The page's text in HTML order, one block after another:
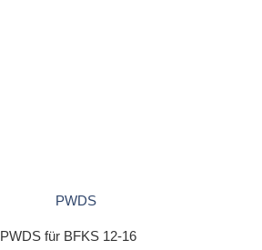
PWDS für BFKS 12-16